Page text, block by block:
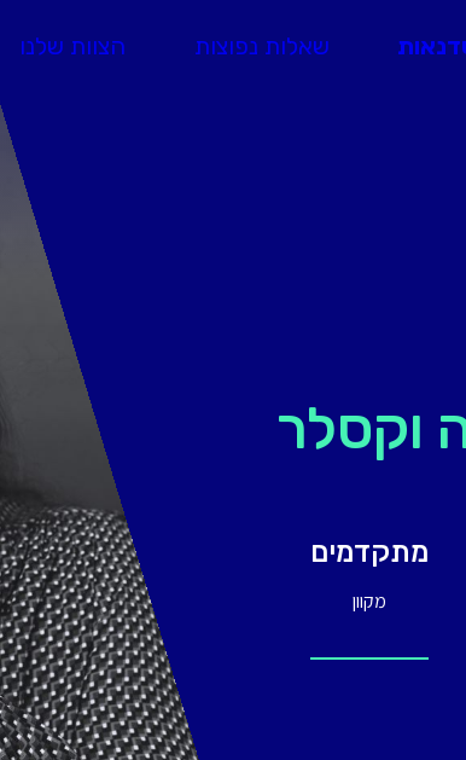
שאלות נפוצות הצוות שלנו
וקסלר
מתקדמים
מקוון